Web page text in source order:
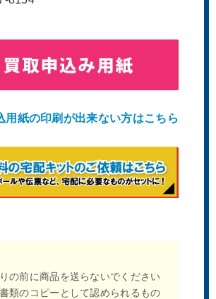
トシステム
版画
麻宮騎亜 サイレントメビウス 希
望の光 メインビジュアル セル画
紙の印刷が出来ない方はこちら
の前に商品を送らないでください
類のコピーとして認められるもの